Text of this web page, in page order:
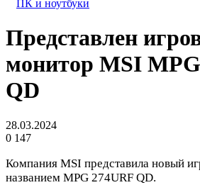
ПК и ноутбуки
Представлен
монитор MSI
QD
28.03.2024
0 147
Компания MSI представила новый
названием MPG 274URF QD.